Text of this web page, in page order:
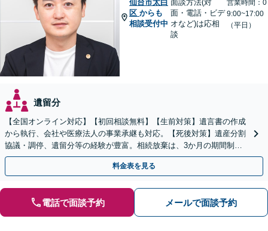
仙台市太白
区 からも
相談受付中
面談方法(対
面・電話・ビデ
オなど)は応相
談
営業時間：0
9:00~17:00
（平日）
遺留分
【全国オンライン対応】【初回相談無料】【生前対策】遺言書の作成
から執行、会社や医療法人の事業承継も対応。【死後対策】遺産分割
協議・調停、遺留分等の経験が豊富。相続放棄は、3か月の期間制限
があるため、お早めにご相談ください。【無料駐車場あり】
料金表を見る
電話で面談予約 メールで面談予約